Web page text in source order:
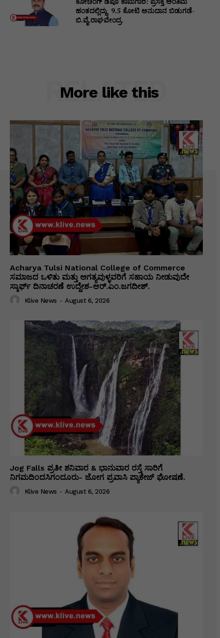
ಹಂತದಲ್ಲಿದ್ದು ₹ 9.5 ಕೋಟಿ ಅನುದಾನ ಬಿಡುಗಡೆ-
ಬಿ.ವೈ.ರಾಘವೇಂದ್ರ.
More like this
RELATED
Acharya Tulsi National College of Commerce
ಸಮಾಜದ ಒಳಿತು ಮತ್ತು ಅಗತ್ಯವುಳ್ಳವರಿಗೆ ಸಹಾಯ ನೀಡುವುದೇ
ಸ್ಕಾರ್ಫ್ ದಿನಾಚರಣೆ ಉದ್ದೇಶ-ಆರ್.ಎಂ.ಜಗದೀಶ್.
Klive News - August 6, 2026
Jog Falls ಪ್ರತೀ ಶನಿವಾರ & ಭಾನುವಾರ ರಸ್ತೆ ಸಾರಿಗೆ
ನಿಗಮದಿಂದಸಿಗಂದೂರು- ಜೋಗ ಪ್ರವಾಸಿ ಪ್ಯಾಕೇಜ್ ಘೋಷಣೆ.
Klive News - August 6, 2026